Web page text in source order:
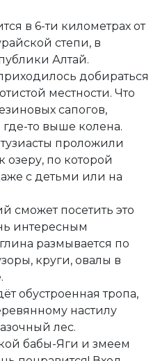
в 6-ти километрах от
степи, в
Алтай.
добираться
местности. Что
сапогов,
то выше колена.
проложили
озеру, по которой
с детьми или на
сможет посетить это
интересным
размывается по
круги, овалы в
обустроенная тропа,
настилу
лес.
бабы-Яги и змеем